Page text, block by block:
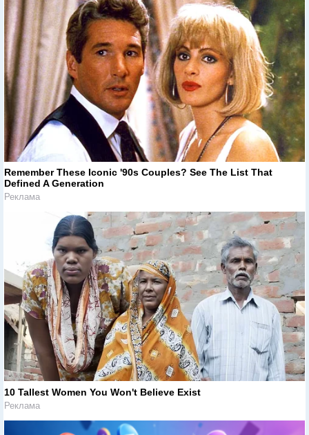
Remember These Iconic '90s Couples? See The List That
Defined A Generation
Реклама
10 Tallest Women You Won't Believe Exist
Реклама